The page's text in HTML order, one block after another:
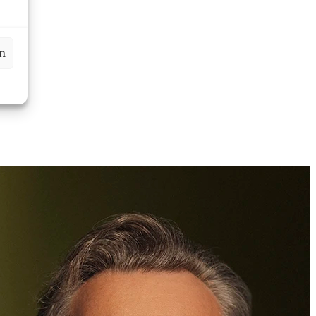
Partner, Rechtsanwalt, öffentlicher Notar
+423 235 8181
michael.grabher@marxer.law